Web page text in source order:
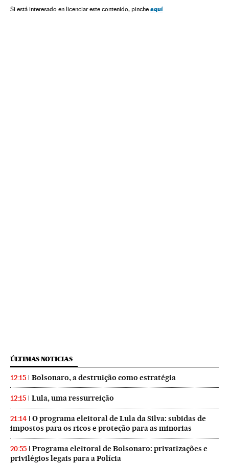
Si está interesado en licenciar este contenido, pinche aquí
ÚLTIMAS NOTICIAS
12:15 Bolsonaro, a destruição como estratégia
12:15 Lula, uma ressurreição
21:14
O programa eleitoral de Lula da Silva: subidas de
impostos para os ricos e proteção para as minorias
20:55
Programa eleitoral de Bolsonaro: privatizações e
privilégios legais para a Polícia